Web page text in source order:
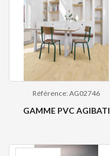
Référence: AG02746
GAMME PVC AGIBATI